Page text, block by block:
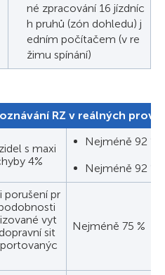
né zpracování 16 jízdníc
h pruhů (zón dohledu) j
edním počítačem (v re
žimu spínání)
RZ v reálných
s maxi
4%
Nejméně 92 %
Nejméně 92 %
pr
vyt
sit
Nejméně 75 %